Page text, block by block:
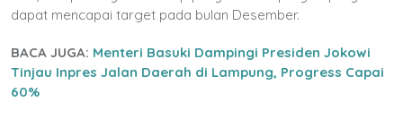
dapat mencapai target pada bulan Desember.
BACA JUGA: Menteri Basuki Dampingi Presiden Jokowi
Tinjau Inpres Jalan Daerah di Lampung, Progress Capai
60%